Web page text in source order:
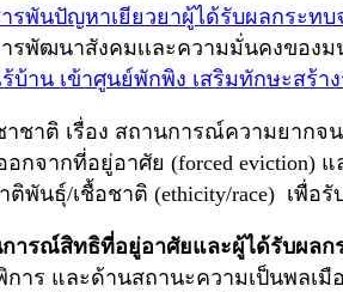
ารพันปัญหาเยียวยาผู้ได้รับผลกระทบ
รพัฒนาสังคมเเละความมั่นคงขอ
บ้าน เข้าศูนย์พักพิง เสริมทักษะสร้า
ชาติ เรื่อง สถานการณ์ความยากจ
กจากที่อยู่อาศัย (forced
ติพันธุ์/เชื้อชาติ (ethicity/race) เพื่
การณ์สิทธิที่อยู่อาศัยและผู้ได้รับผล
าร และด้านสถานะความเป็นพลเ